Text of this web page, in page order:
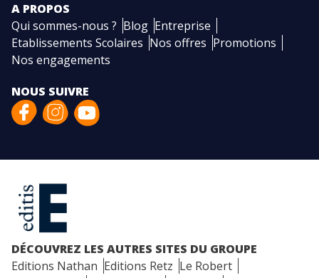
A PROPOS
Qui sommes-nous ? Blog Entreprise
Etablissements Scolaires Nos offres Promotions
Nos engagements
NOUS SUIVRE
DÉCOUVREZ LES AUTRES SITES DU GROUPE
Editions Nathan Editions Retz Le Robert